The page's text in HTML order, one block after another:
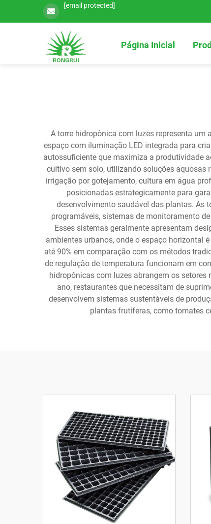
[email protected]
Página Inicial
A torre hidropônica com luzes representa
espaço com iluminação LED integrada para
autossuficiente que maximiza a produtividade
cultivo sem solo, utilizando soluções aquosas
irrigação por gotejamento, cultura em água
posicionadas estrategicamente para
desenvolvimento saudável das plantas. As
programáveis, sistemas de monitoramento
Esses sistemas geralmente apresentam
ambientes urbanos, onde o espaço horizontal
até 90% em comparação com os métodos
de regulação de temperatura funcionam em
hidropônicas com luzes abrangem os
ano, restaurantes que necessitam de
desenvolvem sistemas sustentáveis de
plantas frutíferas, como tomates